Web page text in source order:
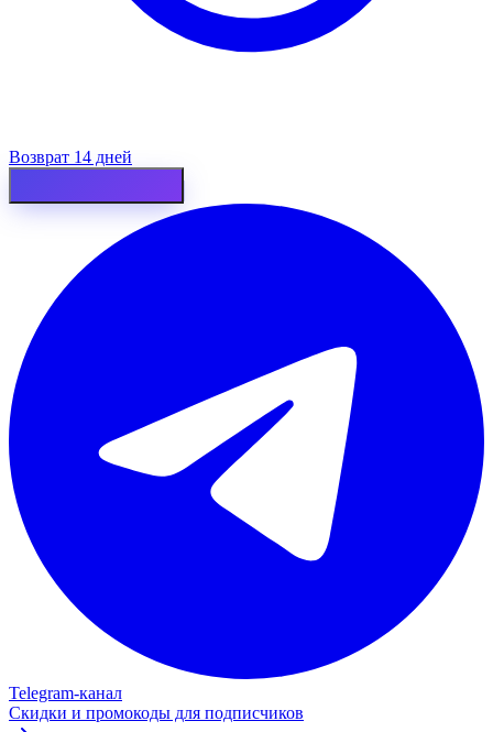
Возврат 14 дней
Telegram‑канал
Скидки и промокоды для подписчиков